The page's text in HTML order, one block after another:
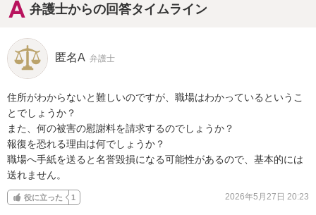
弁護士からの回答タイムライン
匿名A 弁護士
住所がわからないと難しいのですが、職場はわかっているというこ
とでしょうか？
また、何の被害の慰謝料を請求するのでしょうか？
報復を恐れる理由は何でしょうか？
職場へ手紙を送ると名誉毀損になる可能性があるので、基本的には
送れません。
役に立った 1 2026年5月27日 20:23